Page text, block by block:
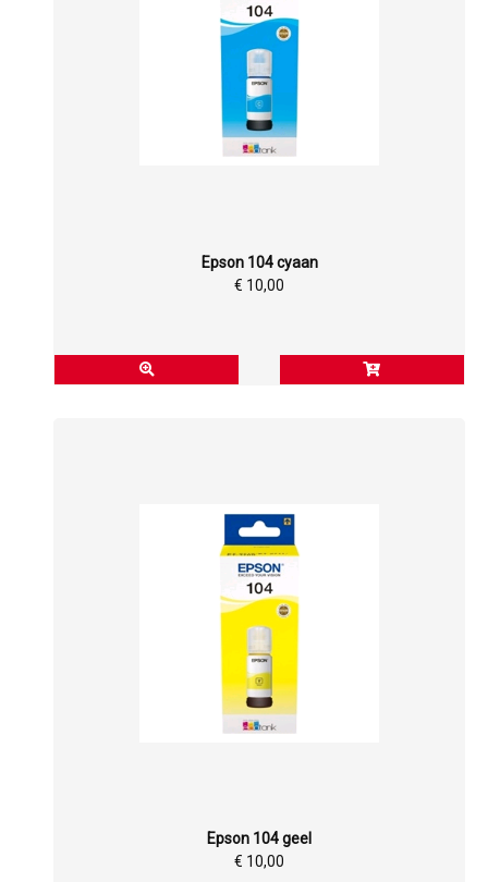
Epson 104 cyaan
€ 10,00
Epson 104 geel
€ 10,00